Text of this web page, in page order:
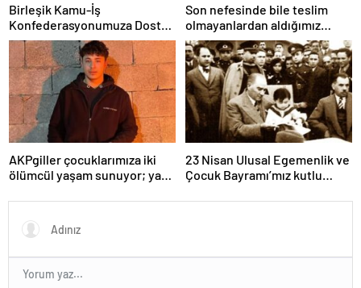
Birleşik Kamu-İş
Konfederasyonumuza Dostça
Uyarı ve Önerimizdir:
Son nefesinde bile teslim
olmayanlardan aldığımız
bayrağı “Tam Bağımsız
Türkiye” mücadelemizde
dalgalandırıyoruz.
AKPgiller çocuklarımıza iki
ölümcül yaşam sunuyor; ya
da okullarından koparılarak
parababalarına ucuz iş gücü
sağlayan MESEM lerde
23 Nisan Ulusal Egemenlik ve
Çocuk Bayramı’mız kutlu